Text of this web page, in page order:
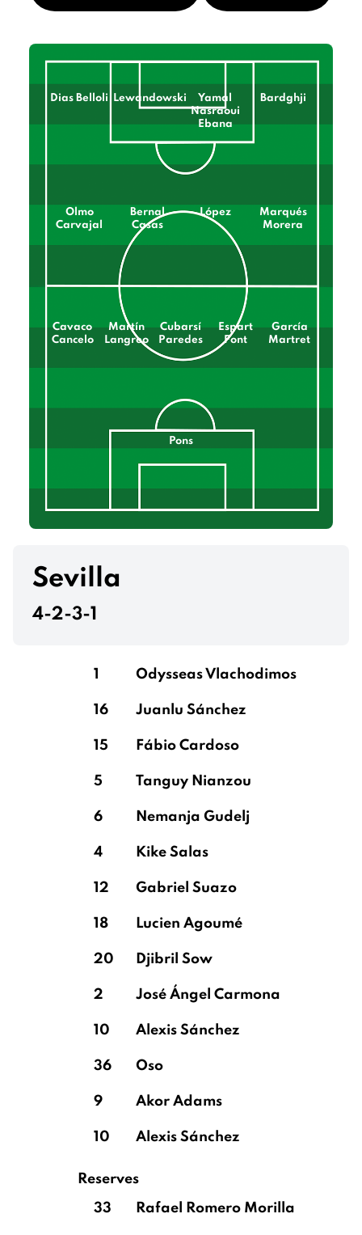
Dias Belloli Lewandowski
Yamal
Nasraoui
Ebana
Bardghji
Olmo
Carvajal
Bernal
Casas
López
Marqués
Morera
Cavaco
Cancelo
Martín
Langreo
Cubarsí
Paredes
Espart
Font
García
Martret
Pons
Sevilla
4-2-3-1
1 Odysseas Vlachodimos
16 Juanlu Sánchez
15 Fábio Cardoso
5 Tanguy Nianzou
6 Nemanja Gudelj
4 Kike Salas
12 Gabriel Suazo
18 Lucien Agoumé
20 Djibril Sow
2 José Ángel Carmona
10 Alexis Sánchez
36 Oso
9 Akor Adams
10 Alexis Sánchez
Reserves
33
Rafael Romero Morilla